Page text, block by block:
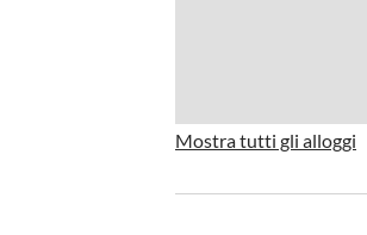
Mostra tutti gli alloggi